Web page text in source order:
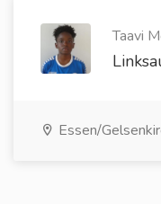
Taavi
Essen/